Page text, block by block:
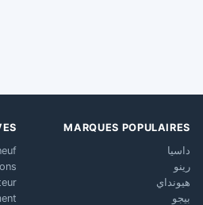
MARQUES POPULAIRES
داسيا
رينو
هيونداي
بيجو